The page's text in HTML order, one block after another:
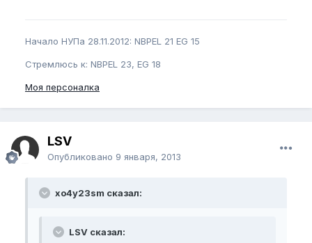
Начало НУПа 28.11.2012: NBPEL 21 EG 15
Стремлюсь к: NBPEL 23, EG 18
Моя персоналка
LSV
Опубликовано 9 января, 2013
xo4y23sm сказал:
LSV сказал: